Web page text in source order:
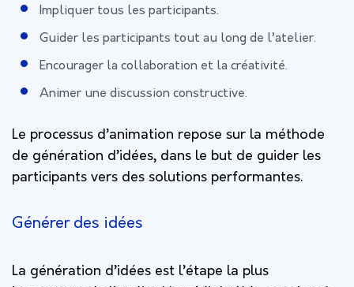
Impliquer tous les participants.
Guider les participants tout au long de l’atelier.
Encourager la collaboration et la créativité.
Animer une discussion constructive.
Le processus d’animation repose sur la méthode
de génération d’idées, dans le but de guider les
participants vers des solutions performantes.
Générer des idées
La génération d’idées est l’étape la plus